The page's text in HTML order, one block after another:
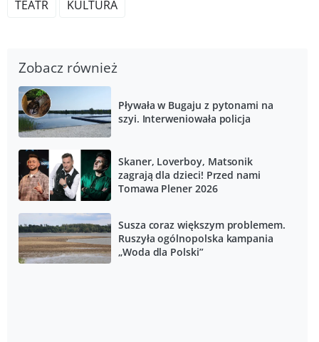
TEATR KULTURA
Zobacz również
Pływała w Bugaju z pytonami na
szyi. Interweniowała policja
Skaner, Loverboy, Matsonik
zagrają dla dzieci! Przed nami
Tomawa Plener 2026
Susza coraz większym problemem.
Ruszyła ogólnopolska kampania
„Woda dla Polski”